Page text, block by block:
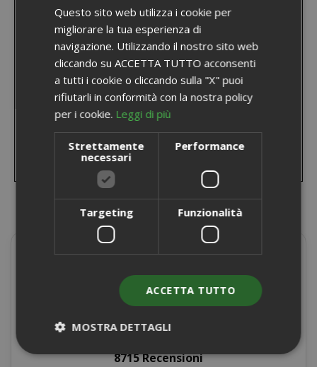
Presente su
4,9/5Eccellente
★★★★
8715 Recensioni
Questo sito web utilizza i cookie per
migliorare la tua esperienza di
navigazione. Utilizzando il nostro sito web
cliccando su ACCETTA TUTTO acconsenti
a tutti i cookie o cliccando sulla "X" puoi
rifiutarli in conformità con la nostra policy
per i cookie. Leggi di più
Strettamente
necessari
Performance
Targeting Funzionalità
ACCETTA TUTTO
MOSTRA DETTAGLI